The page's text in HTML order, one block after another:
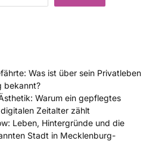
Was ist über sein Privatleben
bekannt?
Warum ein gepflegtes
Zeitalter zählt
Leben, Hintergründe und die
Stadt in Mecklenburg-